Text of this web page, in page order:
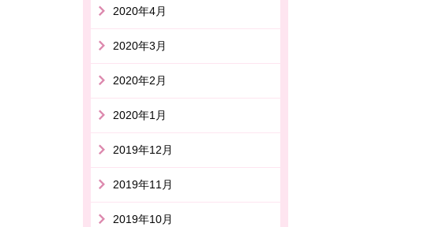
2020年4月
2020年3月
2020年2月
2020年1月
2019年12月
2019年11月
2019年10月